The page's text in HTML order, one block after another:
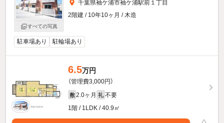
すべての写真
千葉県袖ケ浦市袖ケ浦駅前１丁目
2階建 / 10年10ヶ月 / 木造
駐車場あり 駐輪場あり
6.5万円
（管理費3,000円）
敷 2.0ヶ月 礼 不要
1階 / 1LDK / 40.9㎡